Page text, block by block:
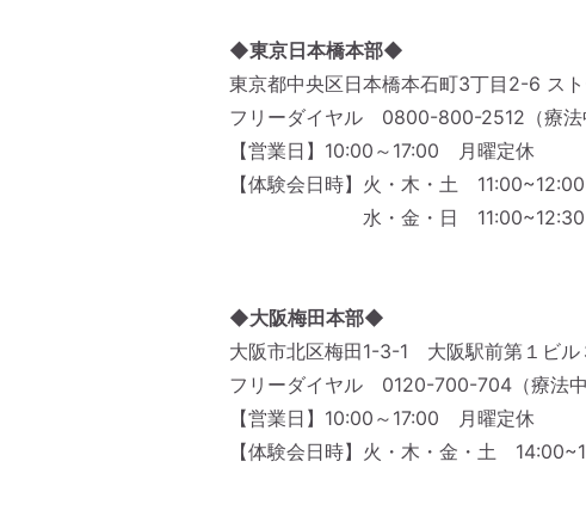
◆東京日本橋本部◆
東京都中央区日本橋本石町3丁目2-6 ス
フリーダイヤル 0800-800-2512（療法
【営業日】10:00～17:00 月曜定休
【体験会日時】火・木・土 11:00~12:00
水・金・日 11:00~12:30，
◆大阪梅田本部◆
大阪市北区梅田1-3-1 大阪駅前第１ビル
フリーダイヤル 0120-700-704（療法中
【営業日】10:00～17:00 月曜定休
【体験会日時】火・木・金・土